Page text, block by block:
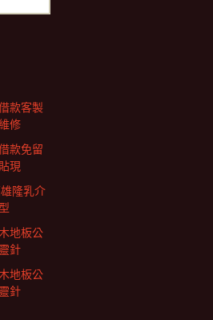
款客製
修
款免留
現
隆乳介
地板公
針
地板公
針